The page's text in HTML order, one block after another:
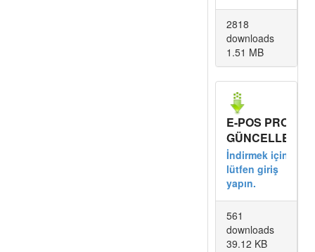
2818
downloads
1.51 MB
E-POS PRO
GÜNCELLE
İndirmek için
lütfen giriş
yapın.
561
downloads
39.12 KB